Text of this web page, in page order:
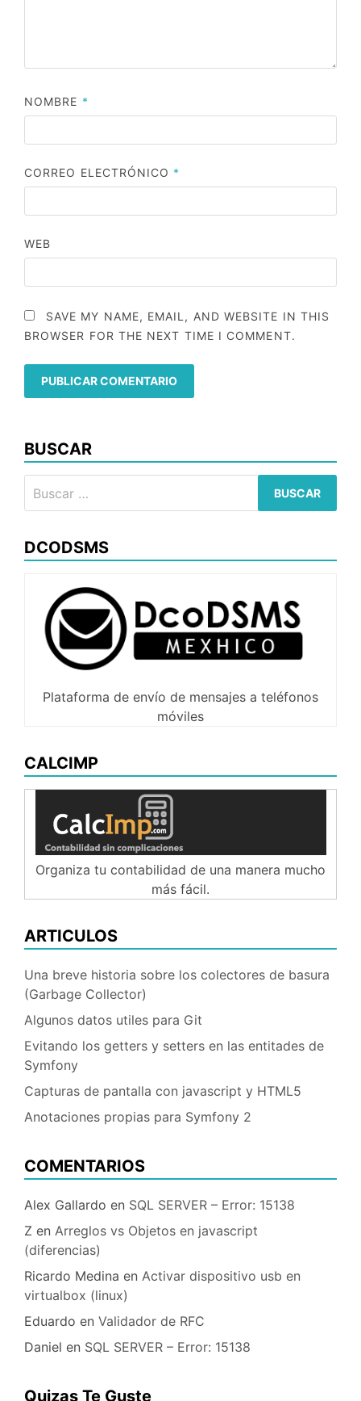
NOMBRE *
CORREO ELECTRÓNICO *
WEB
SAVE MY NAME, EMAIL, AND WEBSITE IN THIS
BROWSER FOR THE NEXT TIME I COMMENT.
BUSCAR
DCODSMS
Plataforma de envío de mensajes a teléfonos
móviles
CALCIMP
Organiza tu contabilidad de una manera mucho
más fácil.
ARTICULOS
Una breve historia sobre los colectores de basura
(Garbage Collector)
Algunos datos utiles para Git
Evitando los getters y setters en las entitades de
Symfony
Capturas de pantalla con javascript y HTML5
Anotaciones propias para Symfony 2
COMENTARIOS
Alex Gallardo en SQL SERVER – Error: 15138
Z en Arreglos vs Objetos en javascript
(diferencias)
Ricardo Medina en Activar dispositivo usb en
virtualbox (linux)
Eduardo en Validador de RFC
Daniel en SQL SERVER – Error: 15138
Quizas Te Guste